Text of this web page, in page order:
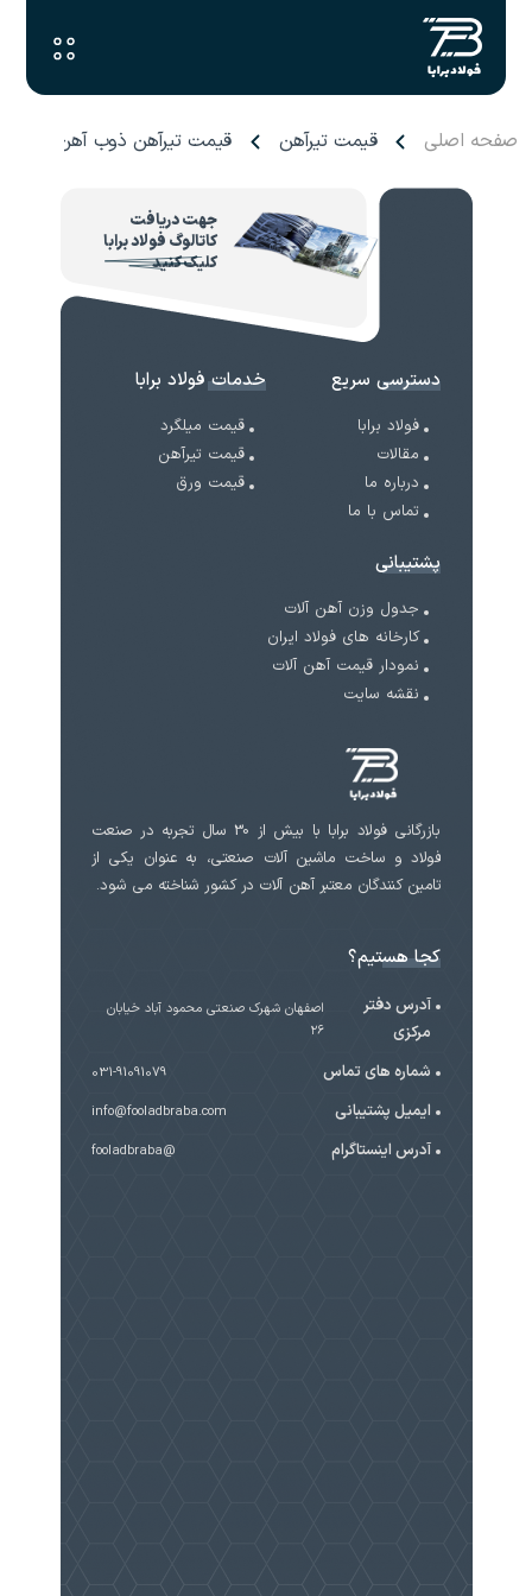
صفحه اصلی قیمت تیرآهن قیمت تیرآهن ذوب آهن
جهت دریافت
کاتالوگ فولاد برابا
کلیک کنید
دسترسی سریع
فولاد برابا
مقالات
درباره ما
تماس با ما
خدمات فولاد برابا
قیمت میلگرد
قیمت تیرآهن
قیمت ورق
پشتیبانی
جدول وزن آهن آلات
کارخانه های فولاد ایران
نمودار قیمت آهن آلات
نقشه سایت
بازرگانی فولاد برابا با بیش از 30 سال تجربه در صنعت
فولاد و ساخت ماشین آلات صنعتی، به عنوان یکی از
تامین کنندگان معتبر آهن آلات در کشور شناخته می شود.
کجا هستیم؟
آدرس دفتر
مرکزی
اصفهان شهرک صنعتی محمود آباد خیابان
۲۶
شماره های تماس 031-91091079
ایمیل پشتیبانی info@fooladbraba.com
آدرس اینستاگرام @fooladbraba